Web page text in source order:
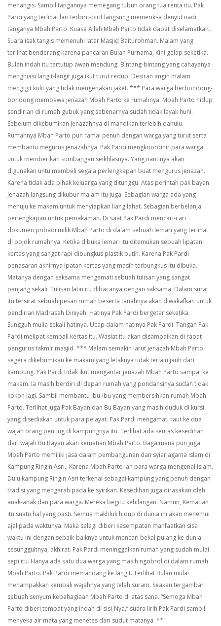
menangis. Sambil tangannya memegang tubuh orang tua renta itu. Pak
Pardi yang terlihat lari terbirit-birit langsung memeriksa denyut nadi
tanganya Mbah Parto. Kuasa Allah Mbah Parto tidak dapat diselamatkan.
Suara isak tangis memenuhi latar Masjid Baiturohman. Malam yang
terlihat benderang karena pancaran Bulan Purnama, Kini gelap seketika.
Bulan indah itu tertutup awan mendung. Bintang-bintang yang cahayanya
menghiasi langit-langit juga ikut turut redup. Desiran angin malam
mengigit kulit yang tidak mengenakan jaket. *** Para warga berbondong-
bondong membawa jenazah Mbah Parto ke rumahnya. Mbah Parto hidup
sendirian di rumah gubuk yang sebenarnya sudah tidak layak huni.
Sebelum dikebumikan jenazahnya di mandikan terlebih dahulu.
Rumahnya Mbah Parto pun ramai penuh dengan warga yang turut serta
membantu megurus jenazahnya. Pak Pardi mengkoordinir para warga
untuk memberikan sumbangan seikhlasnya. Yang nantinya akan
digunakan untu membeli segala perlengkapan buat mengurus jenazah.
Karena tidak ada pihak keluarga yang ditunggu. Atas perintah pak bayan
jenazah langsung dikubur malam itu juga. Sebagian warga ada yang
menuju ke makam untuk menyiapkan liang lahat. Sebagian berbelanja
perlengkapan untuk pemakaman. Di saat Pak Pardi mencari-cari
dokumen pribadi milik Mbah Parto di dalam sebuah lemari yang terlihat
di pojok rumahnya. Ketika dibuka lemari itu ditemukan sebuah lipatan
kertas yang sangat rapi dibungkus plastik putih. Karena Pak Pardi
penasaran akhirnya lpatan kertas yang masih terbungkus itu dibuka.
Matanya dengan saksama mengamati sebuah tulisan yang sangat
panjang sekali. Tulisan latin itu dibacanya dengan saksama. Dalam surat
itu tersirat sebuah pesan rumah beserta tanahnya akan diwakafkan untuk
pendirian Madrasah Diniyah. Hatinya Pak Pardi bergetar seketika.
Sungguh mulia sekali hatinya. Ucap dalam hatinya Pak Pardi. Tangan Pak
Pardi melipat kembali kertas itu. Wasiat itu akan disampaikan di rapat
pengurus takmir masjid. *** Malam semakin larut jenazah Mbah Parto
segera dikebumikan ke makam yang letaknya tidak terlalu jauh dari
kampung. Pak Pardi tidak ikut mengantar jenazah Mbah Parto sampai ke
makam. Ia masih berdiri di depan rumah yang pondansinya sudah tidak
kokoh lagi. Sambil membantu ibu-ibu yang membersihkan rumah Mbah
Parto. Terlihat juga Pak Bayan dan Bu Bayan yang masih duduk di kursi
yang disediakan untuk para pelayat. Pak Pardi mengamati raut ke dua
wajah orang penting di kampungnya itu. Terlihat ada seutas kesedihan
dari wajah Bu Bayan akan kematian Mbah Parto. Bagaimana pun juga
Mbah Parto memiliki jasa dalam pembangunan dan syiar agama Islam di
Kampung Ringin Asri.. Karena Mbah Parto lah para warga mengenal Islam.
Dulu kampung Ringin Asri terkenal sebagai kampung yang penuh dengan
tradisi yang mengarah pada ke syirikan. Kesedihan juga dirasakan oleh
anak-anak dan para warga. Mereka begitu kehilangan. Namun, Kematian
itu suatu hal yang pasti. Semua makhluk hidup di dunia ini akan menemui
ajal pada waktunya. Maka selagi diberi kesempatan manfaatkan sisa
waktu ini dengan sebaik-baiknya untuk mencari bekal pulang ke dunia
sesungguhnya; akhirat. Pak Pardi meninggalkan rumah yang sudah mulai
sepi itu. Hanya ada satu dua warga yang masih ngobrol di dalam rumah
Mbah Parto. Pak Pardi memandang ke langit. Terlihat Bulan mulai
menampakkan kembali wajahnya yang telah suram. Seakan tergambar
sebuah senyum kebahagiaan Mbah Parto di atas sana. “Semoga Mbah
Parto diberi tempat yang indah di sisi-Nya,” suara lirih Pak Pardi sambil
menyeka air mata yang menetes dari sudut matanya. **